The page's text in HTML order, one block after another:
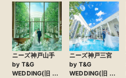
ニーズ神戸山手
by T&G
WEDDING(旧 山
ニーズ神戸三宮
by T&G
WEDDING(旧 ベ